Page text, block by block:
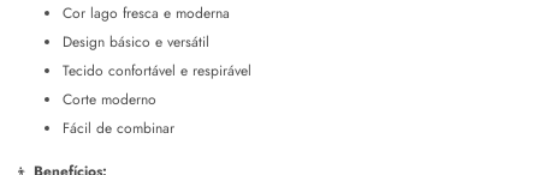
Cor lago fresca e moderna
Design básico e versátil
Tecido confortável e respirável
Corte moderno
Fácil de combinar